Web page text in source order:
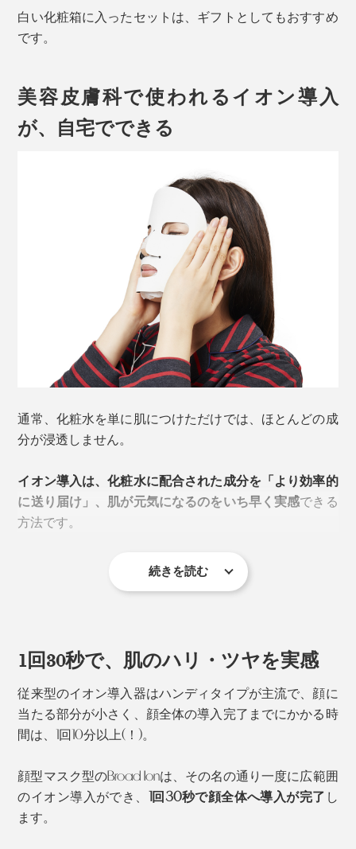
白い化粧箱に入ったセットは、ギフトとしてもおすすめ
です。
美容皮膚科で使われるイオン導入
が、自宅でできる
通常、化粧水を単に肌につけただけでは、ほとんどの成
分が浸透しません。
イオン導入は、化粧水に配合された成分を「より効率的
に送り届け」、肌が元気になるのをいち早く実感できる
方法です。
もとは医療分野で薬剤を肌に浸透させるために使われて
が近年スキンケアにも応用されるようになりました。
Braod Ionは、現在皮膚科クリニックでホームケア用に
販売されているもの。 「本格的なケアが自宅で簡単にで
きる」 ことが大きな魅力です。
《イオン導入イメージ》
イオン導入化粧水に配合されている、アミノ酸やビタミ
続きを読む
1回30秒で、肌のハリ・ツヤを実感
従来型のイオン導入器はハンディタイプが主流で、顔に
当たる部分が小さく、顔全体の導入完了までにかかる時
間は、1回10分以上(！)。
顔型マスク型のBroad Ionは、その名の通り一度に広範囲
のイオン導入ができ、 1回30秒で顔全体へ導入が完了 し
ます。